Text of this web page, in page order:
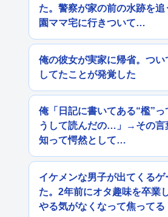
た。警察が家の前の水跡を
園ママ宅に行きついて…
俺の彼女が実家に帰省。つい
してたことが発覚した
俺「日記に書いてある“檻”
うして読んだの…」→その言
知って愕然として…
イケメンな男子が出てくるゲ
た。2年前にオタ趣味を卒業
やる気がなくなって焦ってる